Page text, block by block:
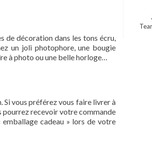
de décoration dans les tons écru,
un joli photophore, une bougie
à photo ou une belle horloge…
Si vous préférez vous faire livrer à
pourrez recevoir votre commande
cadeau » lors de votre